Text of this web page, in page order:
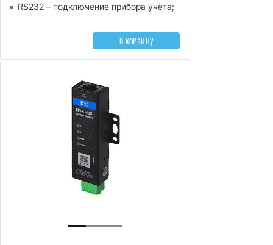
RS232 – подключение прибора учёта;
В КОРЗИНУ